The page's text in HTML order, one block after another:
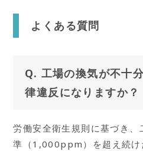
よくある質問
Q. 工場の換気が不十
律違反になりますか？
労働安全衛生規則に基づき
準（1,000ppm）を超え続け